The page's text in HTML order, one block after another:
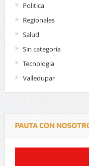
Politica
Regionales
Salud
Sin categoría
Tecnologia
Valledupar
PAUTA CON